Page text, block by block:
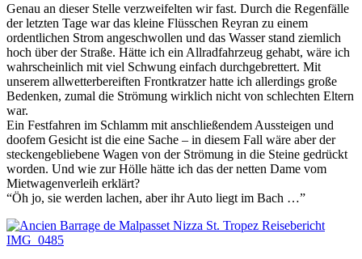
Genau an dieser Stelle verzweifelten wir fast. Durch die Regenfälle
der letzten Tage war das kleine Flüsschen Reyran zu einem
ordentlichen Strom angeschwollen und das Wasser stand ziemlich
hoch über der Straße. Hätte ich ein Allradfahrzeug gehabt, wäre ich
wahrscheinlich mit viel Schwung einfach durchgebrettert. Mit
unserem allwetterbereiften Frontkratzer hatte ich allerdings große
Bedenken, zumal die Strömung wirklich nicht von schlechten Eltern
war.
Ein Festfahren im Schlamm mit anschließendem Aussteigen und
doofem Gesicht ist die eine Sache – in diesem Fall wäre aber der
steckengebliebene Wagen von der Strömung in die Steine gedrückt
worden. Und wie zur Hölle hätte ich das der netten Dame vom
Mietwagenverleih erklärt?
“Öh jo, sie werden lachen, aber ihr Auto liegt im Bach …”